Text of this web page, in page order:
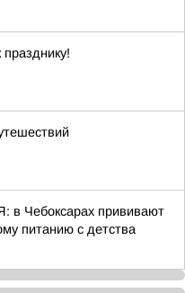
празднику!
в Чебоксарах прививают
питанию с детства